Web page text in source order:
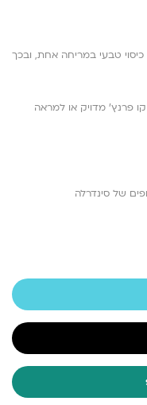
טבעי במריחה אחת, ובכך
פרנץ’ מדויק או למראה